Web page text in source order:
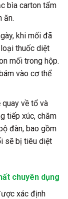
bìa carton tẩm
ăn.
khi mối đã
thuốc diệt
mối trong hộp.
vào cơ thể
quay về tổ và
tiếp xúc, chăm
đàn, bao gồm
sẽ bị tiêu diệt
chuyên dụng
xác định